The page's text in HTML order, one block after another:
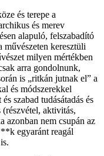
és terepe a
és merev
alapuló, felszabadító
keresztüli
milyen mértékben
arra gondolnunk,
is „ritkán jutnak el” a
és módszerekkel
szabad tudásátadás és
aktivitás,
azonban nem csupán az
egyaránt reagál